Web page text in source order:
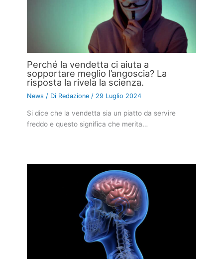
Perché la vendetta ci aiuta a
sopportare meglio l’angoscia? La
risposta la rivela la scienza.
News / Di Redazione / 29 Luglio 2024
Si dice che la vendetta sia un piatto da servire
freddo e questo significa che merita…